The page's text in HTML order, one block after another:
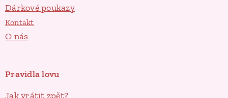
Dárkové poukazy
Kontakt
O nás
Pravidla lovu
Jak vrátit zpět?